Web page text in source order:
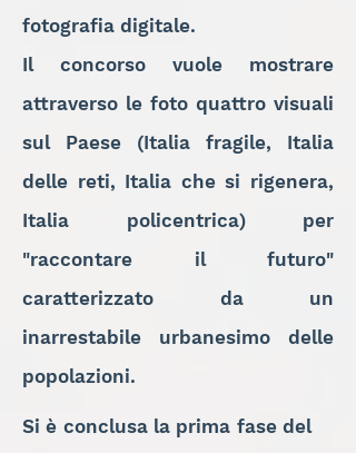
fotografia digitale.
Il concorso vuole mostrare
attraverso le foto quattro visuali
sul Paese (Italia fragile, Italia
delle reti, Italia che si rigenera,
Italia policentrica) per
"raccontare il futuro"
caratterizzato da un
inarrestabile urbanesimo delle
popolazioni.
Si è conclusa la prima fase del